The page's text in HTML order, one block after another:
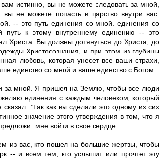
истинно, вы не можете следовать за мной,
не можете попасть в царство внутри вас.
-- это путь единения со мной, единения со
к этому внутреннему единению -- это
Христа. Вы должны дотянуться до Христа, до
Христосознания, и при этом из глубины
любовь, которая унесет все ваши страхи,
единство со мной и ваше единство с Богом.
мной. Я пришел на Землю, чтобы все люди
единения с каждым человеком, который
"Так как вы сделали это одному из сих
значение этого утверждения в том, что я
мне войти в свое сердце.
из вас, кто пошел на большие жертвы, чтобы
-- и всем тем, кто услышит или прочтет эту